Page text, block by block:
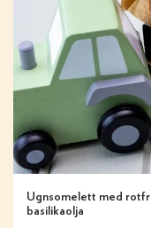
Ugnsomelett med
basilikaolja